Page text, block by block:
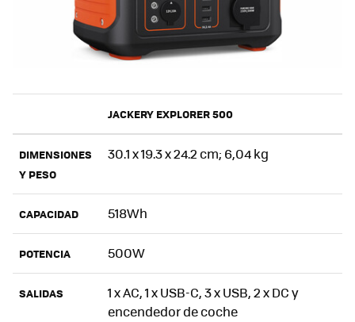
JACKERY EXPLORER 500
DIMENSIONES
Y PESO
30.1 x 19.3 x 24.2 cm; 6,04 kg
CAPACIDAD 518Wh
POTENCIA 500W
SALIDAS
1 x AC, 1 x USB-C, 3 x USB, 2 x DC y
encendedor de coche